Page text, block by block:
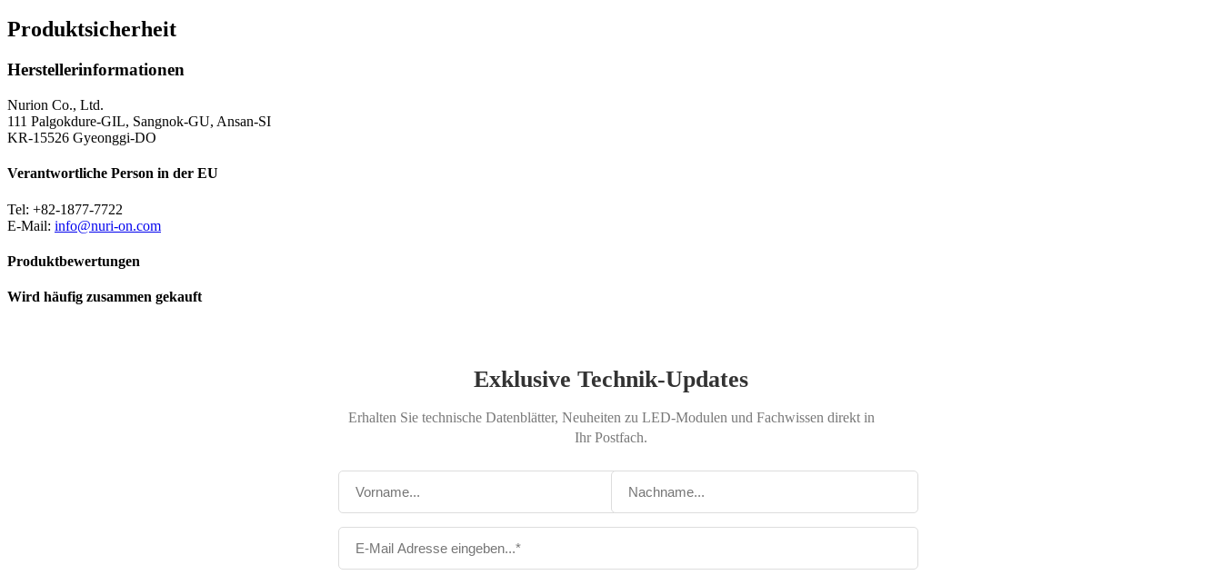
Produktsicherheit
Herstellerinformationen
Nurion Co., Ltd.
111 Palgokdure-GIL, Sangnok-GU, Ansan-SI
KR-15526 Gyeonggi-DO
Verantwortliche Person in der EU
Tel: +82-1877-7722
E-Mail: info@nuri-on.com
Produktbewertungen
Wird häufig zusammen gekauft
Exklusive Technik-Updates
Erhalten Sie technische Datenblätter, Neuheiten zu LED-Modulen und Fachwissen direkt in
Ihr Postfach.